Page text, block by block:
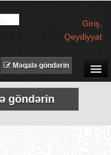
Giriş
Qeydiyyat
CAVAB
TV
Məqalə göndərin
göndərin